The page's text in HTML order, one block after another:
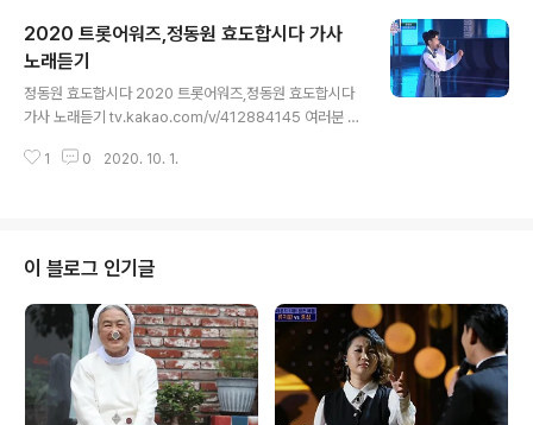
볼 때마다 미쳐 너무 좋은 파트너야 얼마나 기다리고 기다
리고 기다려서 기다려서 우리가 만난거야 첫눈에 딱 보는
그 순간 너는 이미 나의 파트너 그냥 멀리서 바라만 봐도 두
근두근 내 가슴은 뛰네 COME ON COME ON 더 이상
어떻게 좋아 일년 삼백 육십 오일동안 우린 멋진 파트너야
파트너 많고 많은 사람 중에 최고 둘도 없는 파트너야 그래
2020 트롯어워즈,정동원 효도합시다 가사
노래듣기
정동원 효도합시다 2020 트롯어워즈,정동원 효도합시다
가사 노래듣기 tv.kakao.com/v/412884145 여러분 여
하나 보면서 살아온 당신 늦기 전에 효도합시다 계절이 지
면서 살아온 당신 늦기 전에 효도합시다 계절이 지나면 돌
아오지만 당신의 세월은 멀어져가네 당신과 매일이 이별하
는 날 이제라도 잘해야지 다짐합니다 여러분 여러분 효도
합시다 그동안 고맙다 감사하다 말합시다 자신보다 날 먼
저 지켜준 당신 미안해요 사랑합니다 늦기 전에 효도합시
다
1 0 2020. 10. 1.
이 블로그 인기글